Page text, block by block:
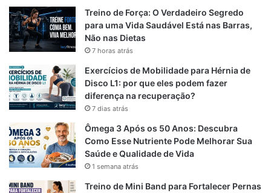
e
b
o
k
e
g
a
t
p
Treino de Força: O Verdadeiro Segredo
para uma Vida Saudável Está nas Barras,
Não nas Dietas
7 horas atrás
Exercícios de Mobilidade para Hérnia de
Disco L1: por que eles podem fazer
diferença na recuperação?
7 dias atrás
Ômega 3 Após os 50 Anos: Descubra
Como Esse Nutriente Pode Melhorar Sua
Saúde e Qualidade de Vida
1 semana atrás
Treino de Mini Band para Fortalecer Pernas